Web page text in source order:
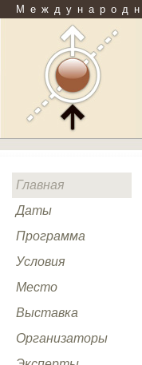
Главная
Даты
Программа
Условия
Место
Выставка
Организаторы